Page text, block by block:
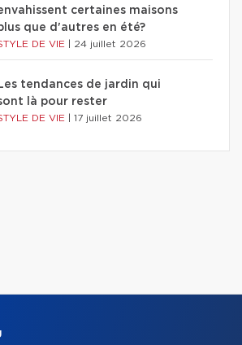
certaines maisons
que d'autres en été?
DE VIE 24 juillet 2026
tendances de jardin qui
là pour rester
DE VIE 17 juillet 2026